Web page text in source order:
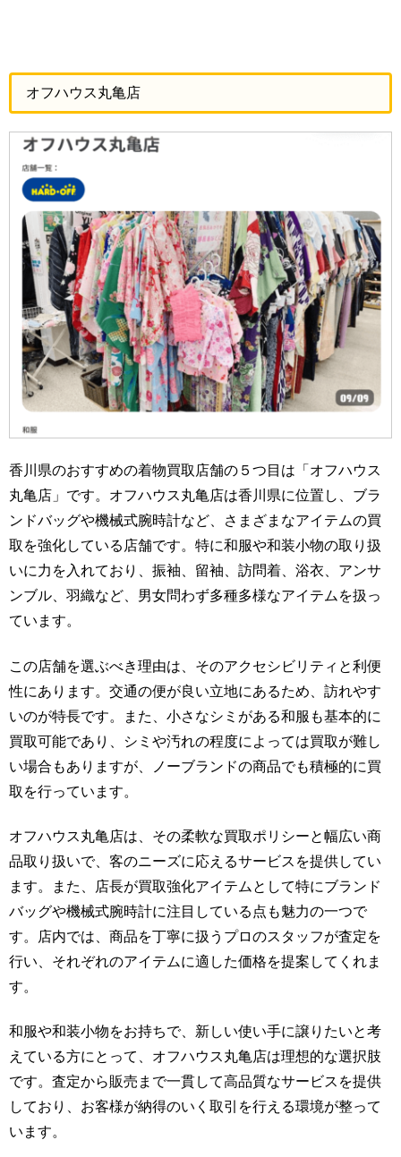
オフハウス丸亀店
香川県のおすすめの着物買取店舗の５つ目は「オフハウス
丸亀店」です。オフハウス丸亀店は香川県に位置し、ブラ
ンドバッグや機械式腕時計など、さまざまなアイテムの買
取を強化している店舗です。特に和服や和装小物の取り扱
いに力を入れており、振袖、留袖、訪問着、浴衣、アンサ
ンブル、羽織など、男女問わず多種多様なアイテムを扱っ
ています。
この店舗を選ぶべき理由は、そのアクセシビリティと利便
性にあります。交通の便が良い立地にあるため、訪れやす
いのが特長です。また、小さなシミがある和服も基本的に
買取可能であり、シミや汚れの程度によっては買取が難し
い場合もありますが、ノーブランドの商品でも積極的に買
取を行っています。
オフハウス丸亀店は、その柔軟な買取ポリシーと幅広い商
品取り扱いで、客のニーズに応えるサービスを提供してい
ます。また、店長が買取強化アイテムとして特にブランド
バッグや機械式腕時計に注目している点も魅力の一つで
す。店内では、商品を丁寧に扱うプロのスタッフが査定を
行い、それぞれのアイテムに適した価格を提案してくれま
す。
和服や和装小物をお持ちで、新しい使い手に譲りたいと考
えている方にとって、オフハウス丸亀店は理想的な選択肢
です。査定から販売まで一貫して高品質なサービスを提供
しており、お客様が納得のいく取引を行える環境が整って
います。